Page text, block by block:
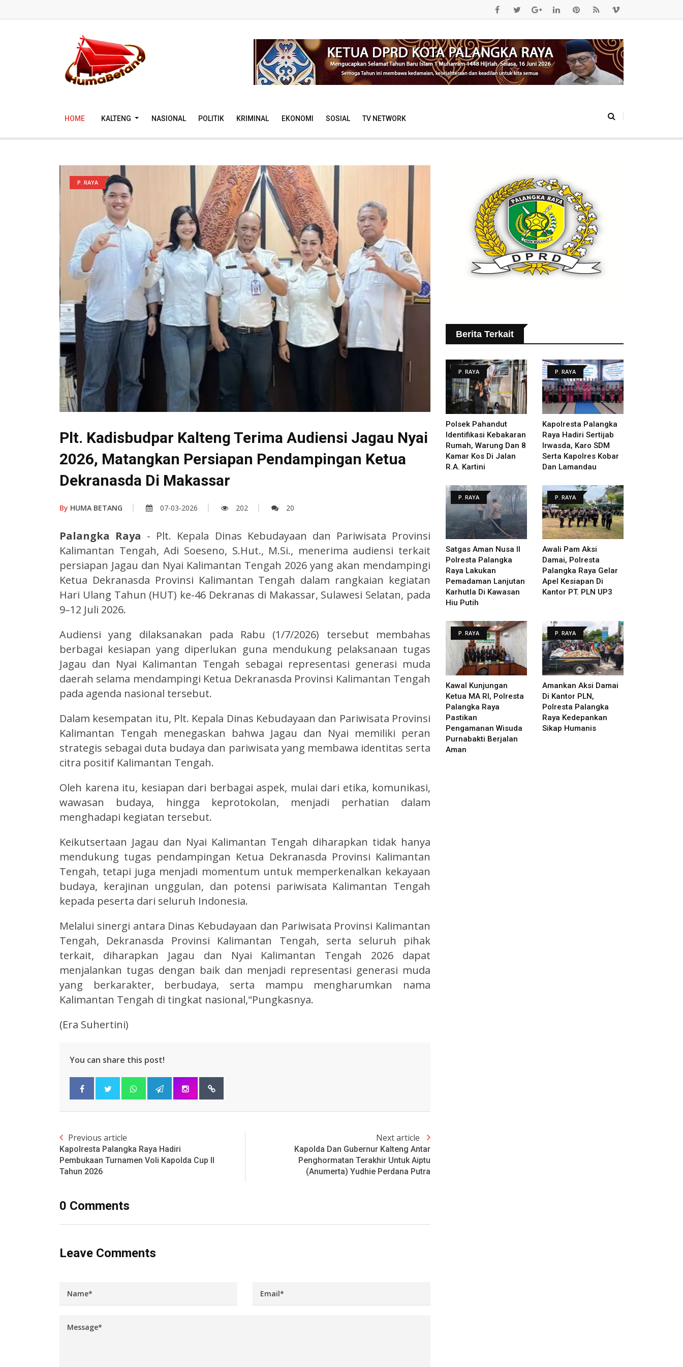
HOME KALTENG NASIONAL POLITIK KRIMINAL EKONOMI SOSIAL TV NETWORK
P. RAYA
Plt. Kadisbudpar Kalteng Terima Audiensi Jagau Nyai
2026, Matangkan Persiapan Pendampingan Ketua
Dekranasda Di Makassar
By HUMA BETANG 07-03-2026 202 20
Palangka Raya - Plt. Kepala Dinas Kebudayaan dan Pariwisata Provinsi
Kalimantan Tengah, Adi Soeseno, S.Hut., M.Si., menerima audiensi terkait
persiapan Jagau dan Nyai Kalimantan Tengah 2026 yang akan mendampingi
Ketua Dekranasda Provinsi Kalimantan Tengah dalam rangkaian kegiatan
Hari Ulang Tahun (HUT) ke-46 Dekranas di Makassar, Sulawesi Selatan, pada
9–12 Juli 2026.
Audiensi yang dilaksanakan pada Rabu (1/7/2026) tersebut membahas
berbagai kesiapan yang diperlukan guna mendukung pelaksanaan tugas
Jagau dan Nyai Kalimantan Tengah sebagai representasi generasi muda
daerah selama mendampingi Ketua Dekranasda Provinsi Kalimantan Tengah
pada agenda nasional tersebut.
Dalam kesempatan itu, Plt. Kepala Dinas Kebudayaan dan Pariwisata Provinsi
Kalimantan Tengah menegaskan bahwa Jagau dan Nyai memiliki peran
strategis sebagai duta budaya dan pariwisata yang membawa identitas serta
citra positif Kalimantan Tengah.
Oleh karena itu, kesiapan dari berbagai aspek, mulai dari etika, komunikasi,
wawasan budaya, hingga keprotokolan, menjadi perhatian dalam
menghadapi kegiatan tersebut.
Keikutsertaan Jagau dan Nyai Kalimantan Tengah diharapkan tidak hanya
mendukung tugas pendampingan Ketua Dekranasda Provinsi Kalimantan
Tengah, tetapi juga menjadi momentum untuk memperkenalkan kekayaan
budaya, kerajinan unggulan, dan potensi pariwisata Kalimantan Tengah
kepada peserta dari seluruh Indonesia.
Melalui sinergi antara Dinas Kebudayaan dan Pariwisata Provinsi Kalimantan
Tengah, Dekranasda Provinsi Kalimantan Tengah, serta seluruh pihak
terkait, diharapkan Jagau dan Nyai Kalimantan Tengah 2026 dapat
menjalankan tugas dengan baik dan menjadi representasi generasi muda
yang berkarakter, berbudaya, serta mampu mengharumkan nama
Kalimantan Tengah di tingkat nasional,"Pungkasnya.
(Era Suhertini)
You can share this post!
Previous article
Kapolresta Palangka Raya Hadiri
Pembukaan Turnamen Voli Kapolda Cup II
Tahun 2026
Next article
Kapolda Dan Gubernur Kalteng Antar
Penghormatan Terakhir Untuk Aiptu
(Anumerta) Yudhie Perdana Putra
0 Comments
Leave Comments
Berita Terkait
P. RAYA
Polsek Pahandut
Identifikasi Kebakaran
Rumah, Warung Dan 8
Kamar Kos Di Jalan
R.A. Kartini
P. RAYA
Kapolresta Palangka
Raya Hadiri Sertijab
Irwasda, Karo SDM
Serta Kapolres Kobar
Dan Lamandau
P. RAYA
Satgas Aman Nusa II
Polresta Palangka
Raya Lakukan
Pemadaman Lanjutan
Karhutla Di Kawasan
Hiu Putih
P. RAYA
Awali Pam Aksi
Damai, Polresta
Palangka Raya Gelar
Apel Kesiapan Di
Kantor PT. PLN UP3
P. RAYA
Kawal Kunjungan
Ketua MA RI, Polresta
Palangka Raya
Pastikan
Pengamanan Wisuda
Purnabakti Berjalan
Aman
P. RAYA
Amankan Aksi Damai
Di Kantor PLN,
Polresta Palangka
Raya Kedepankan
Sikap Humanis